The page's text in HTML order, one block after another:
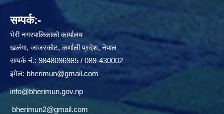
सम्पर्क:-
भेरी नगरपालिकाको कार्यालय
खलंगा, जाजरकोट, कर्णाली प्रदेश, नेपाल
सम्पर्क नं.: 9848096985 / 089-430002
इमेल: bherimun@gmail.com
info@bherimun.gov.np
bherimun2@gmail.com